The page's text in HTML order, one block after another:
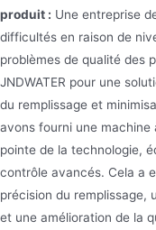
produit : Une entreprise
difficultés en raison de
problèmes de qualité des
JNDWATER pour une
du remplissage et
avons fourni une machine
pointe de la technologie,
contrôle avancés. Cela a
précision du remplissage,
et une amélioration de la